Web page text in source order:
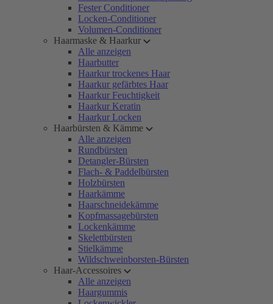
Fester Conditioner
Locken-Conditioner
Volumen-Conditioner
Haarmaske & Haarkur
Alle anzeigen
Haarbutter
Haarkur trockenes Haar
Haarkur gefärbtes Haar
Haarkur Feuchtigkeit
Haarkur Keratin
Haarkur Locken
Haarbürsten & Kämme
Alle anzeigen
Rundbürsten
Detangler-Bürsten
Flach- & Paddelbürsten
Holzbürsten
Haarkämme
Haarschneidekämme
Kopfmassagebürsten
Lockenkämme
Skelettbürsten
Stielkämme
Wildschweinborsten-Bürsten
Haar-Accessoires
Alle anzeigen
Haargummis